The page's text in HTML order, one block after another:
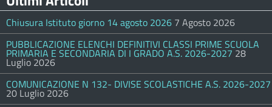
Chiusura Istituto giorno 14 agosto 2026 7 Agosto 2026
PUBBLICAZIONE ELENCHI DEFINITIVI CLASSI PRIME SCUOLA
PRIMARIA E SECONDARIA DI I GRADO A.S. 2026-2027 28
Luglio 2026
COMUNICAZIONE N 132- DIVISE SCOLASTICHE A.S. 2026-2027
20 Luglio 2026